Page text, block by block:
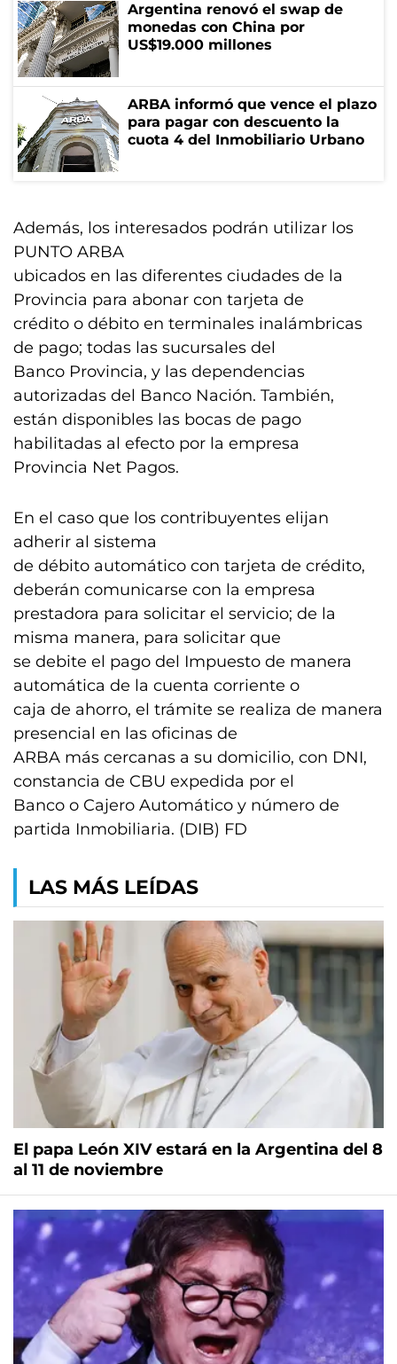
Argentina renovó el swap de
monedas con China por
US$19.000 millones
ARBA informó que vence el plazo
para pagar con descuento la
cuota 4 del Inmobiliario Urbano
Además, los interesados podrán utilizar los
PUNTO ARBA
ubicados en las diferentes ciudades de la
Provincia para abonar con tarjeta de
crédito o débito en terminales inalámbricas
de pago; todas las sucursales del
Banco Provincia, y las dependencias
autorizadas del Banco Nación. También,
están disponibles las bocas de pago
habilitadas al efecto por la empresa
Provincia Net Pagos.
En el caso que los contribuyentes elijan
adherir al sistema
de débito automático con tarjeta de crédito,
deberán comunicarse con la empresa
prestadora para solicitar el servicio; de la
misma manera, para solicitar que
se debite el pago del Impuesto de manera
automática de la cuenta corriente o
caja de ahorro, el trámite se realiza de manera
presencial en las oficinas de
ARBA más cercanas a su domicilio, con DNI,
constancia de CBU expedida por el
Banco o Cajero Automático y número de
partida Inmobiliaria. (DIB) FD
LAS MÁS LEÍDAS
El papa León XIV estará en la Argentina del 8
al 11 de noviembre